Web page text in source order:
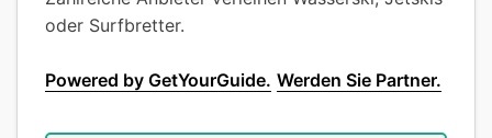
oder Surfbretter.
Powered by GetYourGuide. Werden Sie Partner.